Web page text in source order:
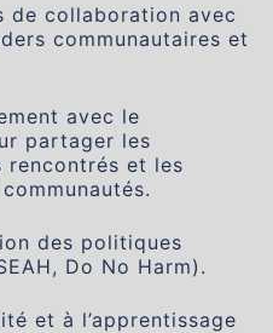
de collaboration avec
communautaires et
avec le
partager les
rencontrés et les
des politiques
Do No Harm).
et à l’apprentissage